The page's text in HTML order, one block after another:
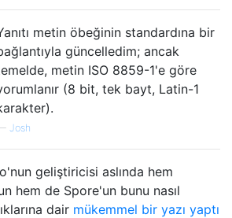
metin öbeğinin standardına bir
güncelledim; ancak
metin ISO 8859-1'e göre
(8 bit, tek bayt, Latin-1
Josh
geliştiricisi aslında hem
hem de Spore'un bunu nasıl
dair mükemmel bir yazı yaptı